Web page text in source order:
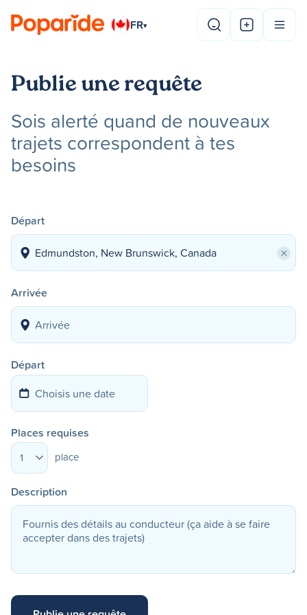
FR▾
Publie une requête
Sois alerté quand de nouveaux
trajets correspondent à tes
besoins
Départ
×
Arrivée
Départ
Places requises
1 place
Description